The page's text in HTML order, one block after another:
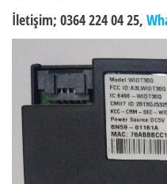
İletişim; 0364 224 04 25,